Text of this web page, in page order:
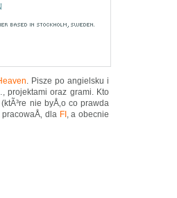
. Pisze po angielsku i
projektami oraz grami. Kto
(ktÃ³re nie byÅ‚o co prawda
dla FI , a obecnie